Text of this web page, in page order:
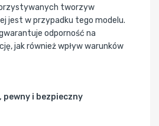
tworzyw
jest w przypadku tego modelu.
odporność na
jak również wpływ warunków
i bezpieczny